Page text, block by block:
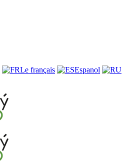
Le français
Espanol